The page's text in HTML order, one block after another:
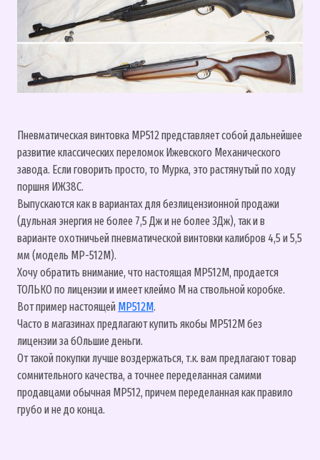
Пневматическая винтовка МР512 представляет собой дальнейшее
развитие классических переломок Ижевского Механического
завода. Если говорить просто, то Мурка, это растянутый по ходу
поршня ИЖ38С.
Выпускаются как в вариантах для безлицензионной продажи
(дульная энергия не более 7,5 Дж и не более 3Дж), так и в
варианте охотничьей пневматической винтовки калибров 4,5 и 5,5
мм (модель МР-512М).
Хочу обратить внимание, что настоящая МР512М, продается
ТОЛЬКО по лицензии и имеет клеймо М на ствольной коробке.
Вот пример настоящей МР512М.
Часто в магазинах предлагают купить якобы МР512М без
лицензии за бОльшие деньги.
От такой покупки лучше воздержаться, т.к. вам предлагают товар
сомнительного качества, а точнее переделанная самими
продавцами обычная МР512, причем переделанная как правило
грубо и не до конца.